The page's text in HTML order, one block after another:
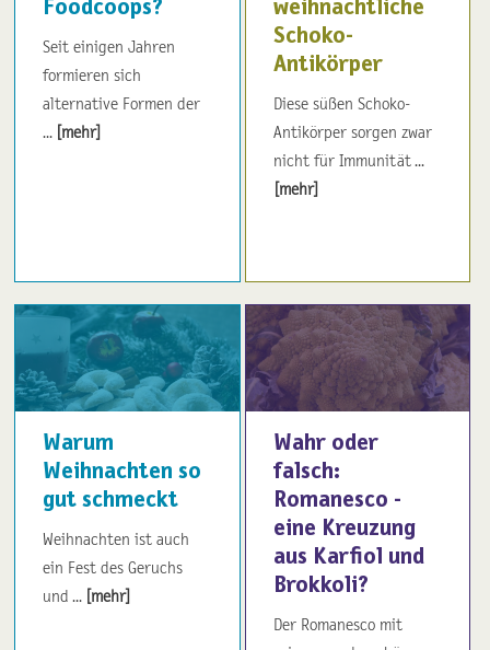
Foodcoops?
Seit einigen Jahren
formieren sich
alternative Formen der
... [mehr]
weihnachtliche
Schoko-
Antikörper
Diese süßen Schoko-
Antikörper sorgen zwar
nicht für Immunität ...
[mehr]
Warum
Weihnachten so
gut schmeckt
Weihnachten ist auch
ein Fest des Geruchs
und ... [mehr]
Wahr oder
falsch:
Romanesco -
eine Kreuzung
aus Karfiol und
Brokkoli?
Der Romanesco mit